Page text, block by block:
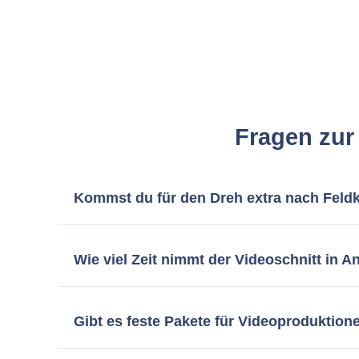
Fragen
Kommst du für den Dreh extra nach
Dreh entspannt bei euch vor Ort realisieren. Das
Wie viel Zeit nimmt der Videoschnitt in
Kostenrechner lässt sich ein Express-Service
Gibt es feste Pakete für